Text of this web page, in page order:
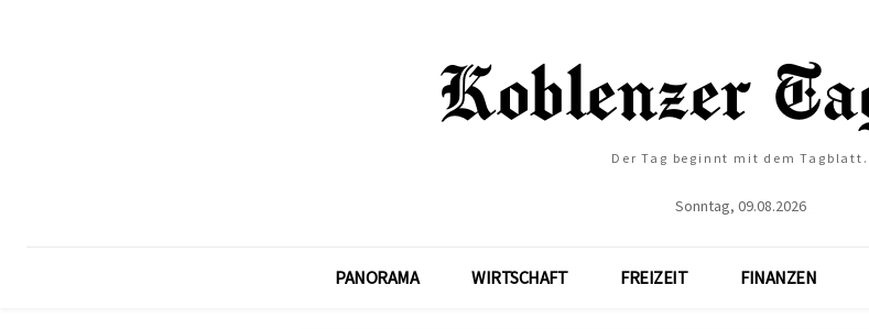
Der Tag beginnt mit dem Tagblatt.
Sonntag, 09.08.2026
PANORAMA WIRTSCHAFT FREIZEIT FINANZEN